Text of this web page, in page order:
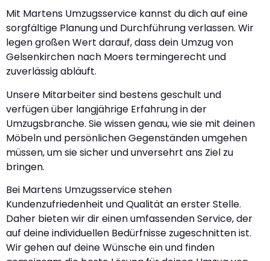
Mit Martens Umzugsservice kannst du dich auf eine
sorgfältige Planung und Durchführung verlassen. Wir
legen großen Wert darauf, dass dein Umzug von
Gelsenkirchen nach Moers termingerecht und
zuverlässig abläuft.
Unsere Mitarbeiter sind bestens geschult und
verfügen über langjährige Erfahrung in der
Umzugsbranche. Sie wissen genau, wie sie mit deinen
Möbeln und persönlichen Gegenständen umgehen
müssen, um sie sicher und unversehrt ans Ziel zu
bringen.
Bei Martens Umzugsservice stehen
Kundenzufriedenheit und Qualität an erster Stelle.
Daher bieten wir dir einen umfassenden Service, der
auf deine individuellen Bedürfnisse zugeschnitten ist.
Wir gehen auf deine Wünsche ein und finden